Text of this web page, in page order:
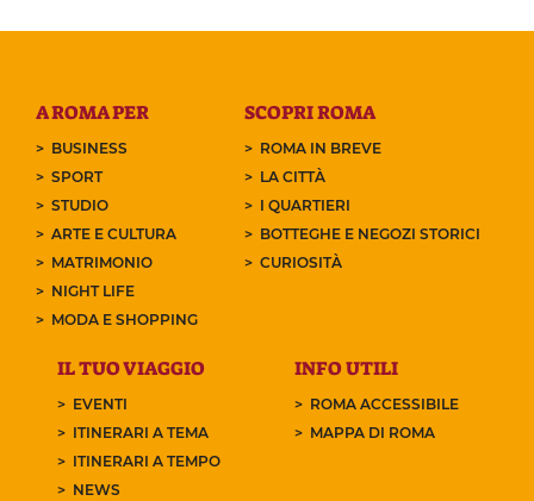
A ROMA PER
BUSINESS
SPORT
STUDIO
ARTE E CULTURA
MATRIMONIO
NIGHT LIFE
MODA E SHOPPING
SCOPRI ROMA
ROMA IN BREVE
LA CITTÀ
I QUARTIERI
BOTTEGHE E NEGOZI STORICI
CURIOSITÀ
IL TUO VIAGGIO
EVENTI
ITINERARI A TEMA
ITINERARI A TEMPO
NEWS
INFO UTILI
ROMA ACCESSIBILE
MAPPA DI ROMA